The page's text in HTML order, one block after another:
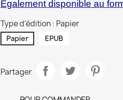
Egalement disponible au
Type d'édition : Papier
Papier EPUB
Partager